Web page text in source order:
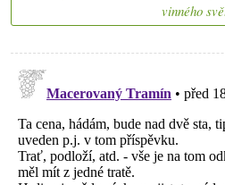
vinného